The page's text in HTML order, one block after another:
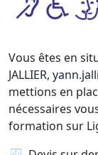
Vous êtes en
JALLIER,
mettions en
nécessaires
formation sur